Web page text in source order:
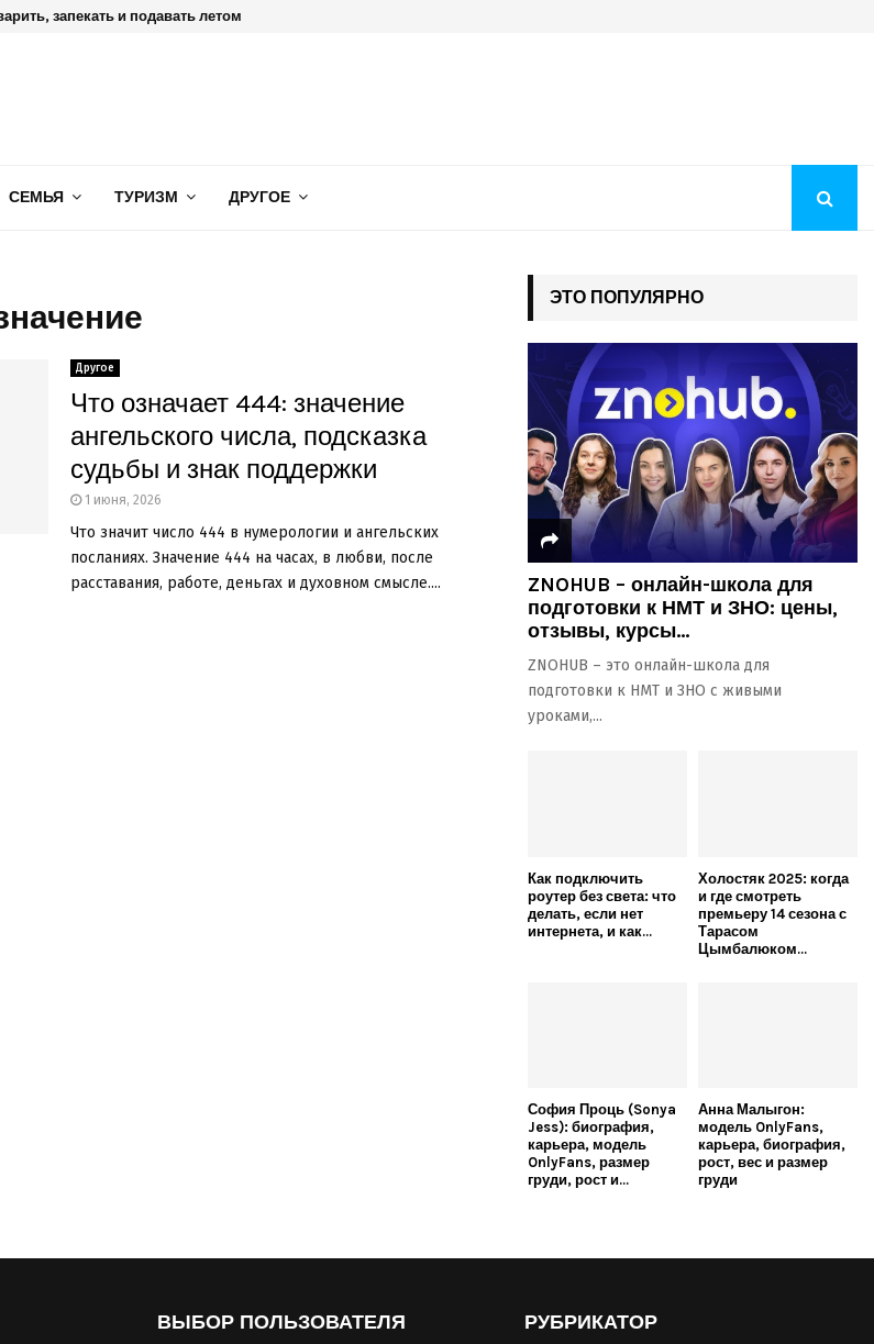
запекать и подавать летом
СЕМЬЯ ТУРИЗМ ДРУГОЕ
Другое
Что означает 444: значение
ангельского числа, подсказка
судьбы и знак поддержки
1 июня, 2026
Что значит число 444 в нумерологии и ангельских
посланиях. Значение 444 на часах, в любви, после
расставания, работе, деньгах и духовном смысле....
ЭТО ПОПУЛЯРНО
ZNOHUB – онлайн-школа для
подготовки к НМТ и ЗНО: цены,
отзывы, курсы...
ZNOHUB – это онлайн-школа для
подготовки к НМТ и ЗНО с живыми
уроками,...
Как подключить
роутер без света: что
делать, если нет
интернета, и как...
Холостяк 2025: когда
и где смотреть
премьеру 14 сезона с
Тарасом
Цымбалюком...
София Проць (Sonya
Jess): биография,
карьера, модель
OnlyFans, размер
груди, рост и...
Анна Малыгон:
модель OnlyFans,
карьера, биография,
рост, вес и размер
груди
ВЫБОР ПОЛЬЗОВАТЕЛЯ РУБРИКАТОР